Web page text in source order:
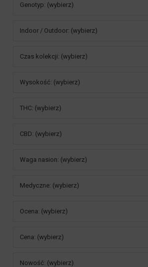
Genotyp: (wybierz)
Indoor / Outdoor: (wybierz)
Czas kolekcji: (wybierz)
Wysokość: (wybierz)
THC: (wybierz)
CBD: (wybierz)
Waga nasion: (wybierz)
Medyczne: (wybierz)
Ocena: (wybierz)
Cena: (wybierz)
Nowość: (wybierz)